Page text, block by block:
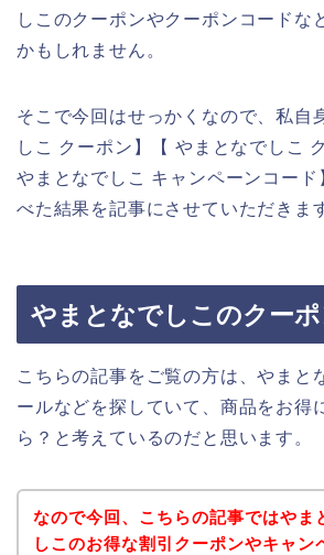
しこのクーポンやクーポンコードな
かもしれません。
そこで今回はせっかくなので、私自
しこ クーポン】【 やまとなでしこ
やまとなでしこ キャンペーンコード
べた結果を記事にさせていただきま
やまとなでしこのクー
こちらの記事をご覧の方は、やまと
ールなどを探していて、商品をお得
ら？と考えているのだと思います。
なので今回、こちらの記事ではやま
しこのお得な割引クーポンやキャン